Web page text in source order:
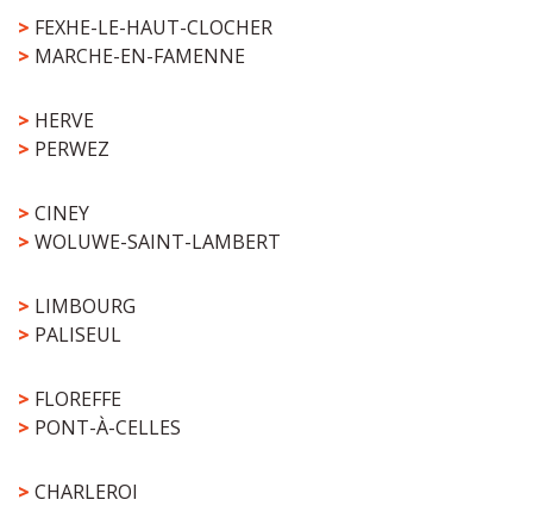
> FEXHE-LE-HAUT-CLOCHER
> MARCHE-EN-FAMENNE
> HERVE
> PERWEZ
> CINEY
> WOLUWE-SAINT-LAMBERT
> LIMBOURG
> PALISEUL
> FLOREFFE
> PONT-À-CELLES
> CHARLEROI